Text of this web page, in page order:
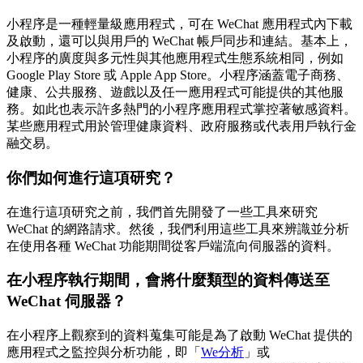
小程序是一種輕量級應用程式，可在 WeChat 應用程式內下載
及啟動，還可以與用戶的 WeChat 帳戶同步和連結。基本上，
小程序的廣度與多元性與其他應用程式生態系統相同，例如
Google Play Store 或 Apple App Store。小程序涵蓋電子商務、
健康、公共服務、遊戲以及任一應用程式可能提供的其他服
務。如此也表示許多熱門的小程序應用程式掌控著敏感資料。
某些應用程式用於管理健康資料、政府服務或代表用戶執行金
融交易。
你們如何進行這項研究？
在進行這項研究之前，我們首先開發了一些工具來研究
WeChat 的網路請求。然後，我們利用這些工具來辨識並分析
在使用各種 WeChat 功能期間從客戶端流向伺服器的資料。
在小程序執行期間，會將什麼類型的資料傳送至
WeChat 伺服器？
在小程序上觀察到的資料蒐集可能是為了啟動 WeChat 提供的
應用程式之監控與分析功能，即「 We分析 」或